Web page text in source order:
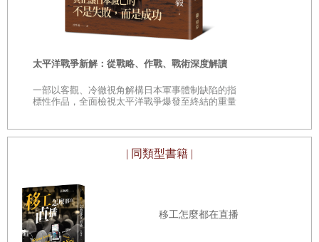
第五部：第五代地中海 西元一八三○年 西元二○一○年
第二章：希臘人或非希臘人 西元一八三○年─西元一九二○年
第三章：鄂圖曼下台一鞠躬 西元一九○○年─西元一九一八年
第五章：吾海又再揚聲八方 西元一九一八年─西元一九四五年
第六章：支離破碎的地中海 西元一九四五年─西元一九九○年
跋：飄洋又渡海
了。內陸地區當然不可略而不論，畢竟有事都出在內陸，產品也是來
自內陸或是行經內陸；但是，這一本書的重點還是放在腳踩過海水的
人身上，最好是常常來往於海面的人，有直接參與跨文化貿易的，有
航權的主控權的等等。
這一本書的篇幅已經相當長了，卻還是有兩難的抉擇，終究必須有所
取捨。而「或許」，「大概」，「可能」，「差不多」這樣的用語，
有許多地方確實都要加上這樣的修飾語才好，但也可能會害讀者如墜
五里霧。帶動地中海區整體或是泰半的面貌改變的人、事、歷程，才
太平洋戰爭新解：從戰略、作戰、戰術深度解讀
一部以客觀、冷徹視角解構日本軍事體制缺陷的指
標性作品，全面檢視太平洋戰爭爆發至終結的重量
| 同類型書籍 |
移工怎麼都在直播